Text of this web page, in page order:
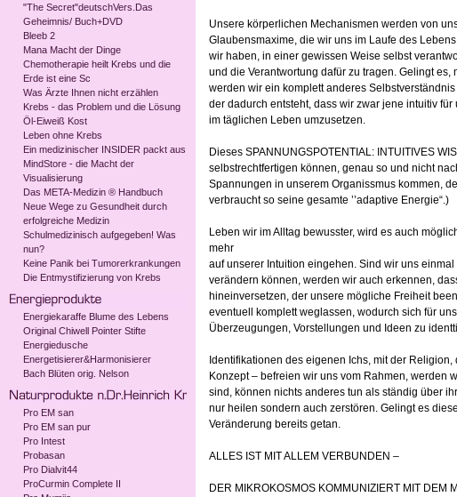
"The Secret"deutschVers.Das
Geheimnis/ Buch+DVD
Bleeb 2
Mana Macht der Dinge
Chemotherapie heilt Krebs und die
Erde ist eine Sc
Was Ärzte Ihnen nicht erzählen
Krebs - das Problem und die Lösung
Öl-Eiweiß Kost
Leben ohne Krebs
Ein medizinischer INSIDER packt aus
MindStore - die Macht der
Visualisierung
Das META-Medizin ® Handbuch
Neue Wege zu Gesundheit durch
erfolgreiche Medizin
Schulmedizinisch aufgegeben! Was
nun?
Keine Panik bei Tumorerkrankungen
Die Entmystifizierung von Krebs
Energiekaraffe Blume des Lebens
Original Chiwell Pointer Stifte
Energiedusche
Energetisierer&Harmonisierer
Bach Blüten orig. Nelson
Pro EM san
Pro EM san pur
Pro Intest
Probasan
Pro Dialvit44
ProCurmin Complete II
Unsere körperlichen Mechanismen werden von
Glaubensmaxime, die wir uns im Laufe des
wir haben, in einer gewissen Weise selbst
und die Verantwortung dafür zu tragen. Gelingt
werden wir ein komplett anderes
der dadurch entsteht, dass wir zwar jene intuitiv
im täglichen Leben umzusetzen.
Dieses SPANNUNGSPOTENTIAL: INTUITIVES
selbstrechtfertigen können, genau so und nicht
Spannungen in unserem Organissmus kommen,
verbraucht so seine gesamte ’’adaptive Energie“.)
Leben wir im Alltag bewusster, wird es auch
mehr
auf unserer Intuition eingehen. Sind wir uns
verändern können, werden wir auch erkennen,
hineinversetzen, der unsere mögliche Freiheit
eventuell komplett weglassen, wodurch sich für
Überzeugungen, Vorstellungen und Ideen zu
Identifikationen des eigenen Ichs, mit der
Konzept – befreien wir uns vom Rahmen, werden
sind, können nichts anderes tun als ständig über
nur heilen sondern auch zerstören. Gelingt es
Veränderung bereits getan.
ALLES IST MIT ALLEM VERBUNDEN –
DER MIKROKOSMOS KOMMUNIZIERT MIT DEM